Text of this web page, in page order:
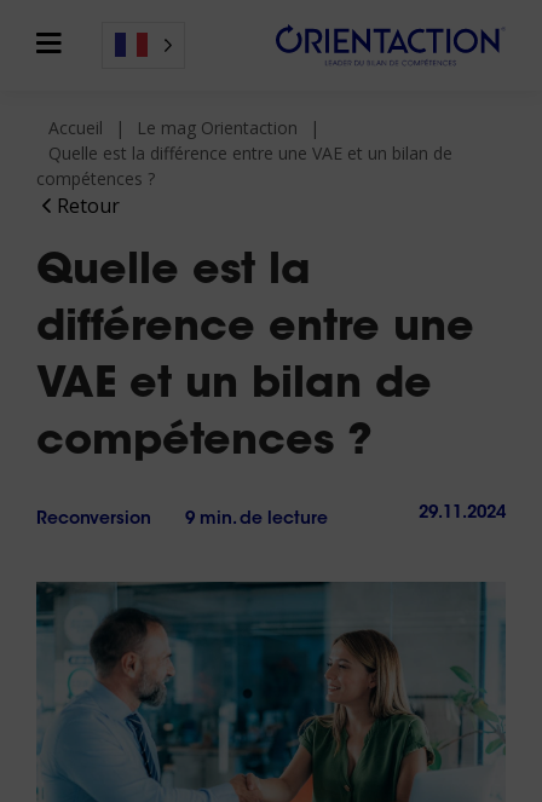
Retour
Accueil
Le mag Orientaction
Quelle est la différence entre une VAE et un bilan de
compétences ?
Quelle est la
différence entre une
VAE et un bilan de
compétences ?
Reconversion 9 min. de lecture 29.11.2024